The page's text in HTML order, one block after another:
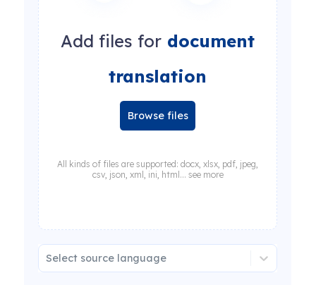
Add files for document
translation
Browse files
All kinds of files are supported: docx, xlsx, pdf, jpeg,
csv, json, xml, ini, html... see more
Select source language